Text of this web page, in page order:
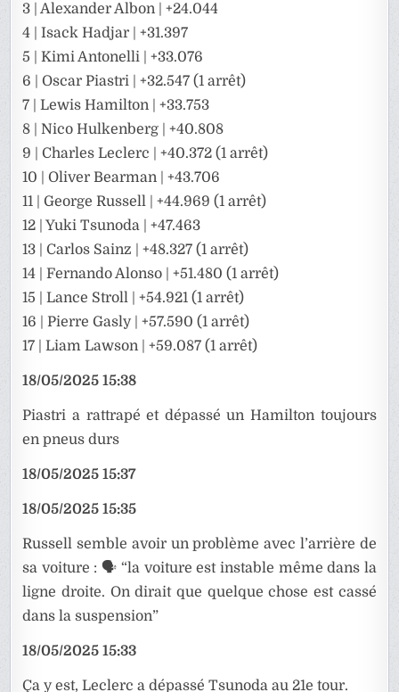
3 | Alexander Albon | +24.044
4 | Isack Hadjar | +31.397
5 | Kimi Antonelli | +33.076
6 | Oscar Piastri | +32.547 (1 arrêt)
7 | Lewis Hamilton | +33.753
8 | Nico Hulkenberg | +40.808
9 | Charles Leclerc | +40.372 (1 arrêt)
10 | Oliver Bearman | +43.706
11 | George Russell | +44.969 (1 arrêt)
12 | Yuki Tsunoda | +47.463
13 | Carlos Sainz | +48.327 (1 arrêt)
14 | Fernando Alonso | +51.480 (1 arrêt)
15 | Lance Stroll | +54.921 (1 arrêt)
16 | Pierre Gasly | +57.590 (1 arrêt)
17 | Liam Lawson | +59.087 (1 arrêt)
18/05/2025 15:38
Piastri a rattrapé et dépassé un Hamilton toujours
en pneus durs
18/05/2025 15:37
18/05/2025 15:35
Russell semble avoir un problème avec l’arrière de
sa voiture : 🗣️ “la voiture est instable même dans la
ligne droite. On dirait que quelque chose est cassé
dans la suspension”
18/05/2025 15:33
Ça y est, Leclerc a dépassé Tsunoda au 21e tour.